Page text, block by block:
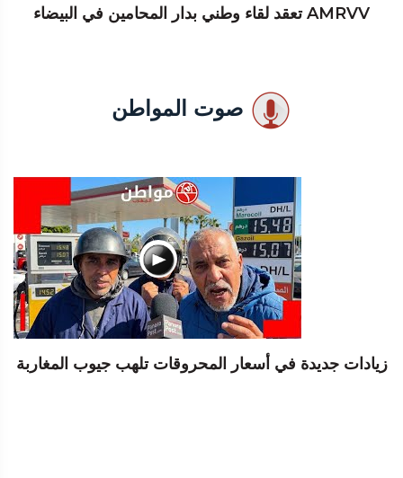
AMRVV تعقد لقاء وطني بدار المحامين في البيضاء
صوت المواطن
زيادات جديدة في أسعار المحروقات تلهب جيوب المغاربة